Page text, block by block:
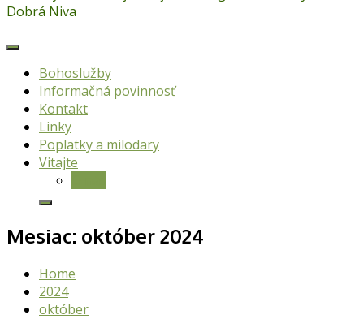
Dobrá Niva
Bohoslužby
Informačná povinnosť
Kontakt
Linky
Poplatky a milodary
Vitajte
Mesiac: október 2024
Home
2024
október